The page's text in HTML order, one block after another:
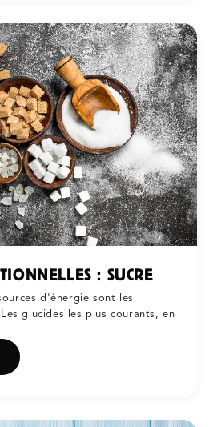
: SUCRE
d'énergie sont les
glucides les plus courants, en